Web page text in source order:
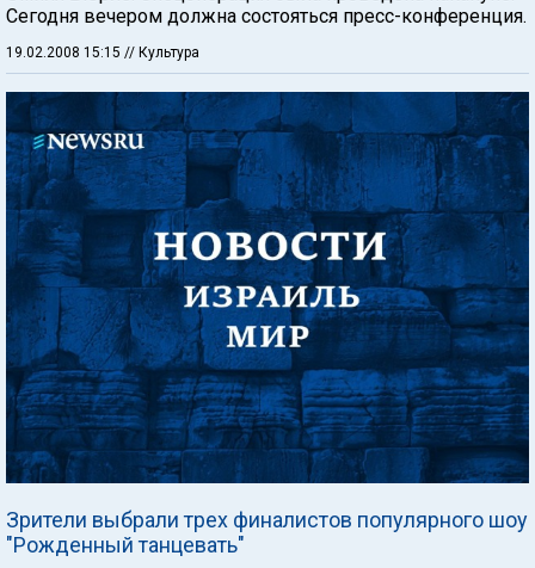
Сегодня вечером должна состояться пресс-конференция.
19.02.2008 15:15 // Культура
Зрители выбрали трех финалистов популярного шоу
"Рожденный танцевать"